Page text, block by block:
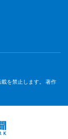
を禁止します。 著作